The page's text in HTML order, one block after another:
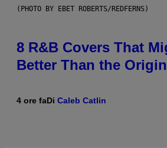
(PHOTO BY EBET ROBERTS/REDFERNS)
8 R&B Covers That
Better Than the
4 ore faDi Caleb Catlin